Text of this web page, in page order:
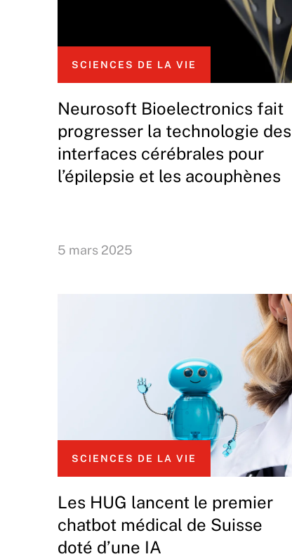
SCIENCES DE LA VIE
Neurosoft Bioelectronics fait
progresser la technologie des
interfaces cérébrales pour
l’épilepsie et les acouphènes
5 mars 2025
SCIENCES DE LA VIE
Les HUG lancent le premier
chatbot médical de Suisse
doté d’une IA